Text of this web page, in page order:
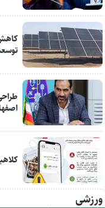
ورزشی